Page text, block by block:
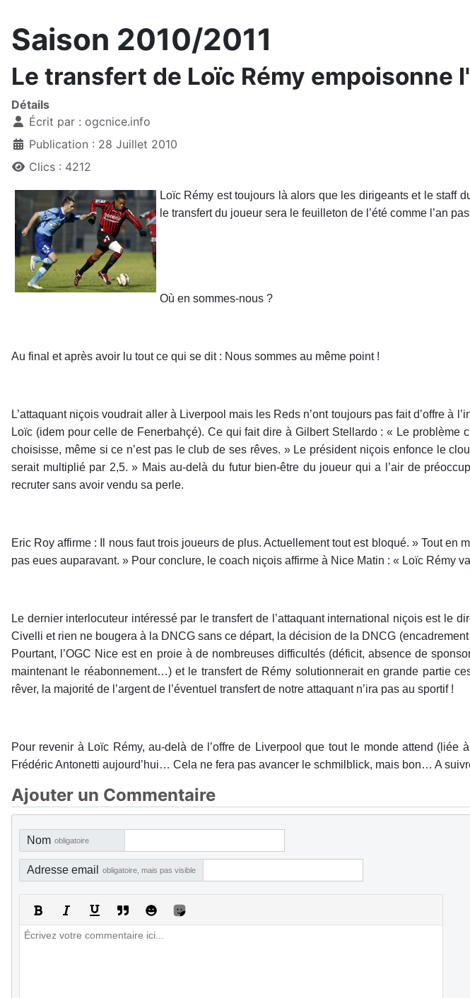
Saison 2010/2011
Le transfert de Loïc Rémy empoisonne
Détails
Écrit par : ogcnice.info
Publication : 28 Juillet 2010
Clics : 4212
Loïc Rémy est toujours là alors que les dirigeants et le staff
le transfert du joueur sera le feuilleton de l’été comme l’an
Où en sommes-nous ?
Au final et après avoir lu tout ce qui se dit : Nous sommes au même point !
L’attaquant niçois voudrait aller à Liverpool mais les Reds n’ont toujours pas fait d’offre à
Loïc (idem pour celle de Fenerbahçé). Ce qui fait dire à Gilbert Stellardo : « Le problème
choisisse, même si ce n’est pas le club de ses rêves. » Le président niçois enfonce le
serait multiplié par 2,5. » Mais au-delà du futur bien-être du joueur qui a l’air de
recruter sans avoir vendu sa perle.
Eric Roy affirme : Il nous faut trois joueurs de plus. Actuellement tout est bloqué. » Tout en
pas eues auparavant. » Pour conclure, le coach niçois affirme à Nice Matin : « Loïc Rémy
Le dernier interlocuteur intéressé par le transfert de l’attaquant international niçois est le
Civelli et rien ne bougera à la DNCG sans ce départ, la décision de la DNCG
Pourtant, l’OGC Nice est en proie à de nombreuses difficultés (déficit, absence de
maintenant le réabonnement…) et le transfert de Rémy solutionnerait en grande partie
rêver, la majorité de l’argent de l’éventuel transfert de notre attaquant n’ira pas au sportif !
Pour revenir à Loïc Rémy, au-delà de l’offre de Liverpool que tout le monde attend
Frédéric Antonetti aujourd’hui… Cela ne fera pas avancer le schmilblick, mais bon… A
Ajouter un Commentaire
Nom obligatoire
Adresse email obligatoire, mais pas visible